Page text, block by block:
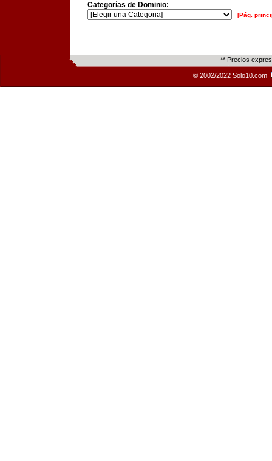
Categorías de Dominio:
[Pág.
** Precios
© 2002/2022 Solo10.com